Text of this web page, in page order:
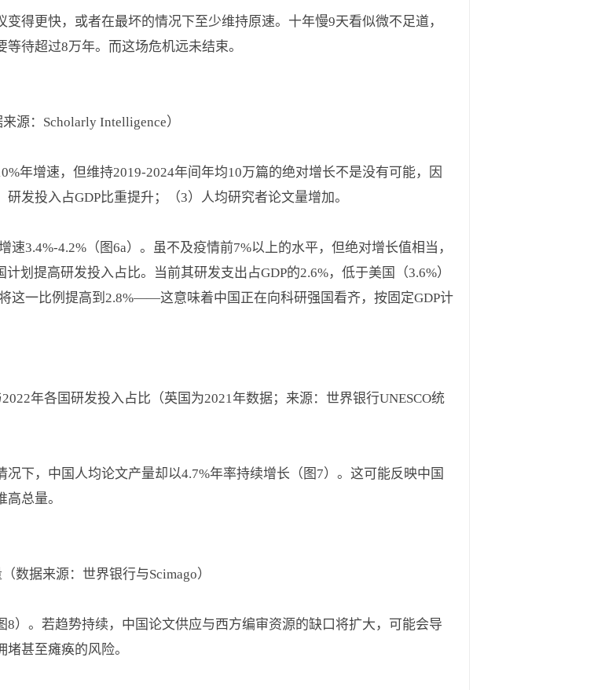
得更快，或者在最坏的情况下至少维持原速。十年慢9天看似微不足道，
待超过8万年。而这场危机远未结束。
源：Scholarly Intelligence）
年增速，但维持2019-2024年间年均10万篇的绝对增长不是没有可能，因
发投入占GDP比重提升；（3）人均研究者论文量增加。
3.4%-4.2%（图6a）。虽不及疫情前7%以上的水平，但绝对增长值相当，
划提高研发投入占比。当前其研发支出占GDP的2.6%，低于美国（3.6%）
这一比例提高到2.8%——这意味着中国正在向科研强国看齐，按固定GDP计
年各国研发投入占比（英国为2021年数据；来源：世界银行UNESCO统
下，中国人均论文产量却以4.7%年率持续增长（图7）。这可能反映中国
总量。
数据来源：世界银行与Scimago）
）。若趋势持续，中国论文供应与西方编审资源的缺口将扩大，可能会导
甚至瘫痪的风险。